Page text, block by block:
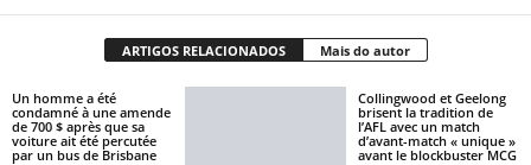
ARTIGOS RELACIONADOS Mais do autor
Un homme a été
condamné à une amende
de 700 $ après que sa
voiture ait été percutée
par un bus de Brisbane
Collingwood et Geelong
brisent la tradition de
l’AFL avec un match
d’avant-match « unique »
avant le blockbuster MCG